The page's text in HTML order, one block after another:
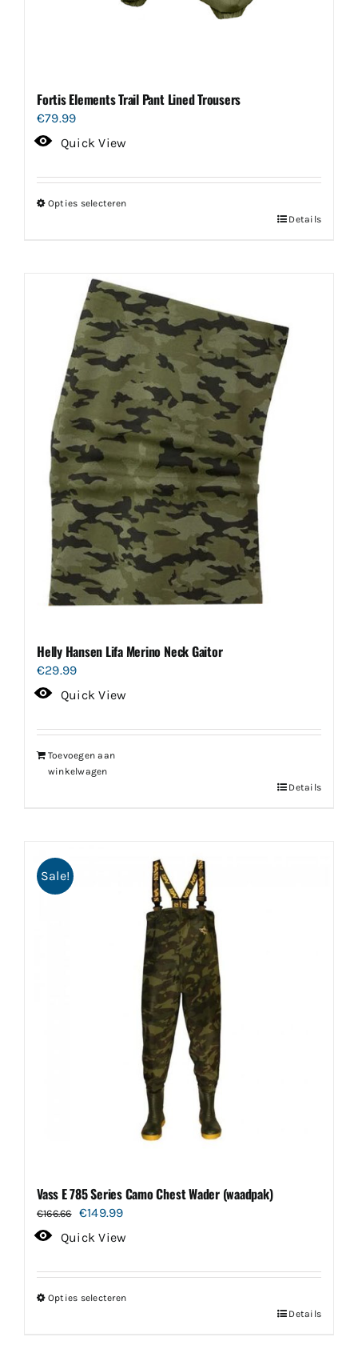
Fortis Elements Trail Pant Lined Trousers
€79.99
Quick View
Opties selecteren
meerdere
variaties.
gekozen
worden
op
productpagina
Details
Helly Hansen Lifa Merino Neck Gaitor
€29.99
Quick View
Toevoegen aan
winkelwagen
Details
Sale!
Vass E 785 Series Camo Chest Wader (waadpak)
€166.66
Oorspronkelijke
prijs
€166.66.
€149.99Huidige
prijs
€149.99.
Quick View
Opties selecteren
Details